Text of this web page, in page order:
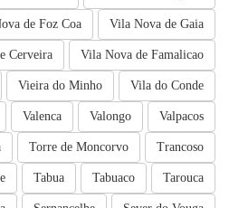
Vila Nova de Gaia
de Foz Coa
Vila Nova de Famalicao
Cerveira
Vila do Conde
Vieira do Minho
Valpacos
Valongo
Valenca
Trancoso
Torre de Moncorvo
Tarouca
Tabuaco
Tabua